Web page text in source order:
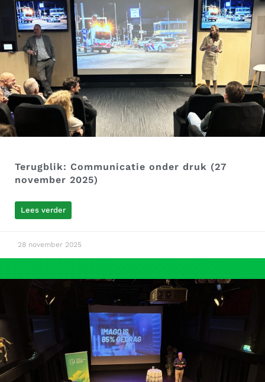
Terugblik: Communicatie onder druk (27
november 2025)
Lees verder
28 november 2025